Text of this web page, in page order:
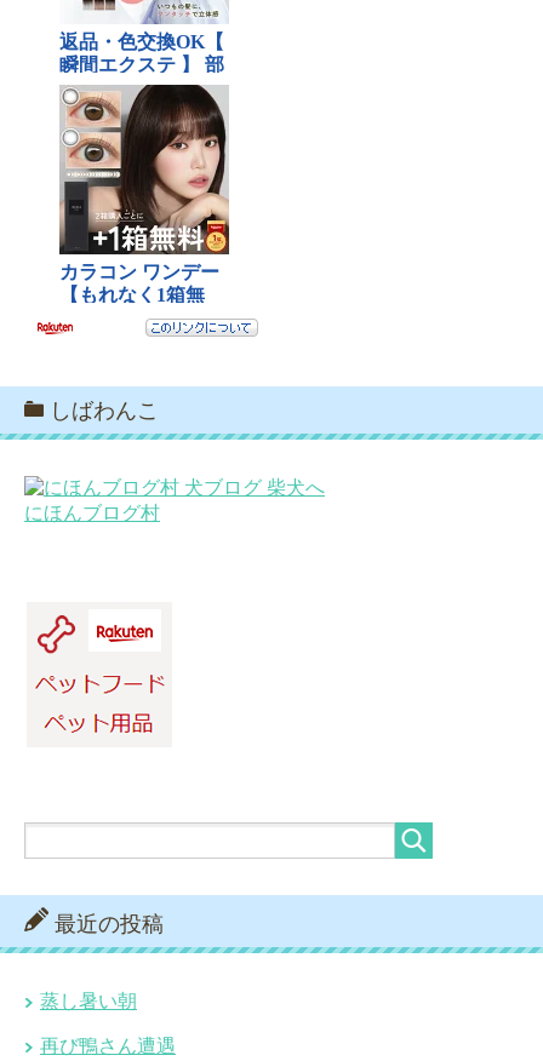
しばわんこ
にほんブログ村
最近の投稿
蒸し暑い朝
再び鴨さん遭遇